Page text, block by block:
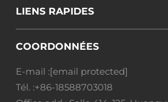
LIENS RAPIDES
COORDONNÉES
E-mail :[email protected]
Tél. :+86-18588703018